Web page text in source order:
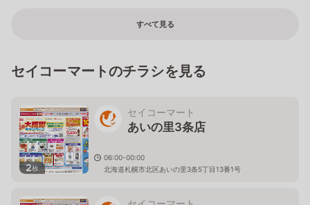
すべて見る
セイコーマートのチラシを見る
2枚
セイコーマート
あいの里3条店
06:00-00:00
北海道札幌市北区あいの里3条5丁目13番1号